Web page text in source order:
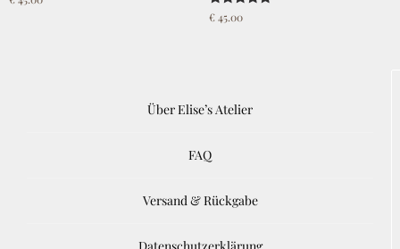
Rated
5.00
€45.00
Über Elise’s Atelier
FAQ
Versand & Rückgabe